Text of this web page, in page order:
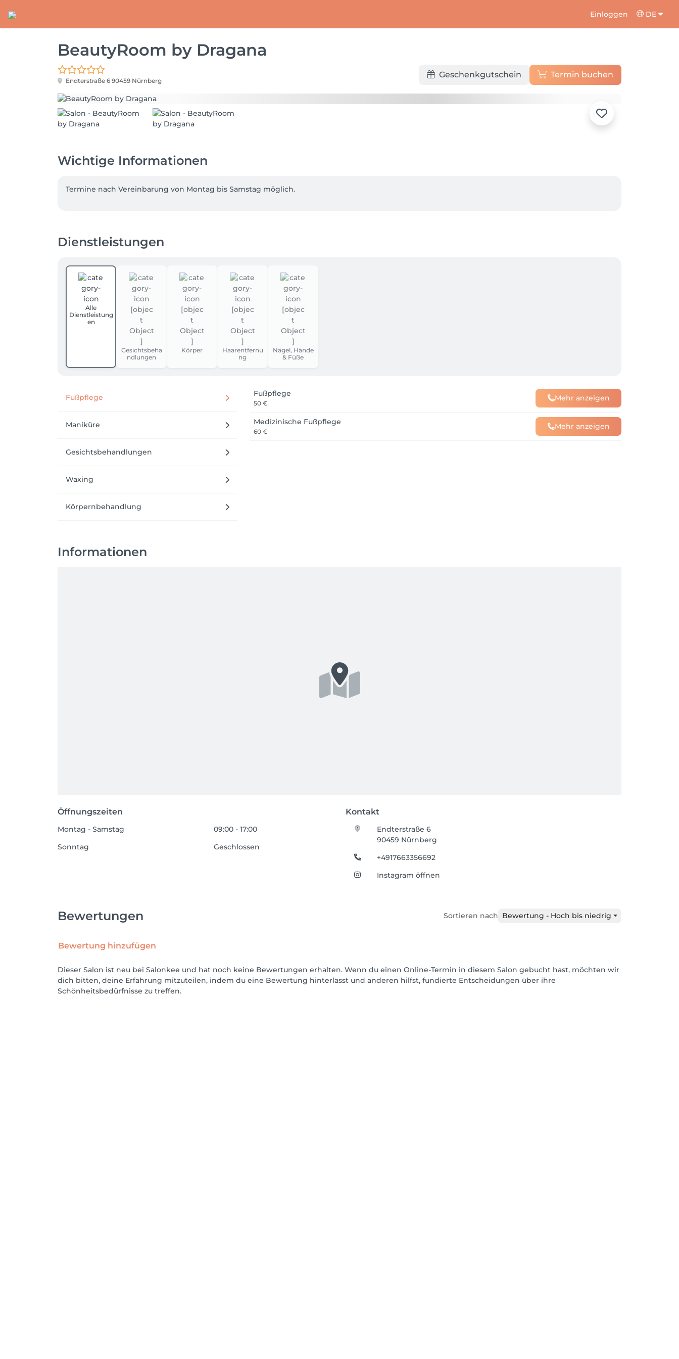
Einloggen DE
BeautyRoom by Dragana
Endterstraße 6 90459 Nürnberg
Geschenkgutschein Termin buchen
Wichtige Informationen
Termine nach Vereinbarung von Montag bis Samstag möglich.
Dienstleistungen
Alle
Dienstleistung
en
Gesichtsbeha
ndlungen
Körper
Haarentfernu
ng
Nägel, Hände
& Füße
Fußpflege
Maniküre
Gesichtsbehandlungen
Waxing
Körpernbehandlung
Fußpflege
50 €
Mehr anzeigen
Medizinische Fußpflege
60 €
Mehr anzeigen
Informationen
Öffnungszeiten Kontakt
Montag - Samstag
09:00 - 17:00
Sonntag
Geschlossen
Endterstraße 6
90459 Nürnberg
+4917663356692
Instagram öffnen
Bewertungen Sortieren nach Bewertung - Hoch bis niedrig
Bewertung hinzufügen
Dieser Salon ist neu bei Salonkee und hat noch keine Bewertungen erhalten. Wenn du einen Online-Termin in diesem Salon gebucht hast, möchten wir
dich bitten, deine Erfahrung mitzuteilen, indem du eine Bewertung hinterlässt und anderen hilfst, fundierte Entscheidungen über ihre
Schönheitsbedürfnisse zu treffen.